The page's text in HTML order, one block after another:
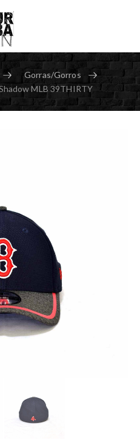
Gorras/Gorros
MLB 39THIRTY